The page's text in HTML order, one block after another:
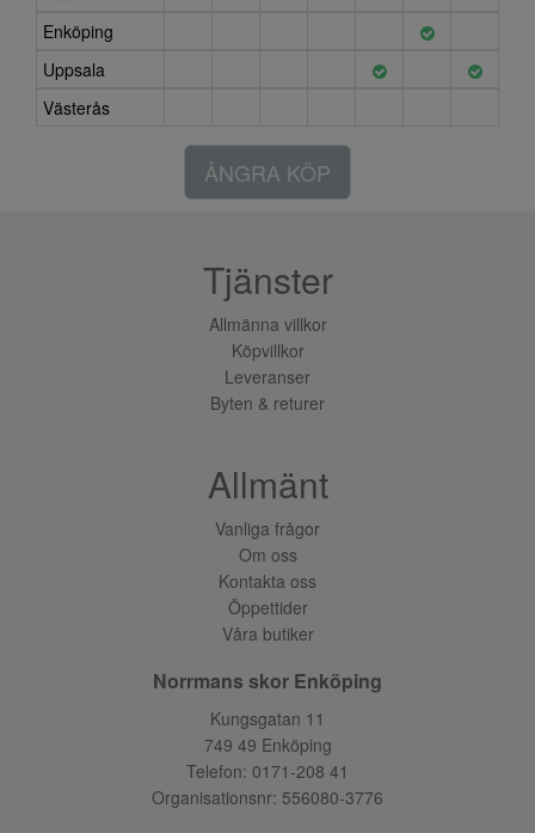
Enköping
Uppsala
Västerås
ÅNGRA KÖP
Tjänster
Allmänna villkor
Köpvillkor
Leveranser
Byten & returer
Allmänt
Vanliga frågor
Om oss
Kontakta oss
Öppettider
Våra butiker
Norrmans skor Enköping
Kungsgatan 11
749 49 Enköping
Telefon: 0171-208 41
Organisationsnr: 556080-3776